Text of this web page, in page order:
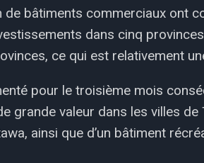
bâtiments commerciaux ont
dans cinq
ce qui est relativement
pour le troisième mois
grande valeur dans les villes
ainsi que d’un bâtiment